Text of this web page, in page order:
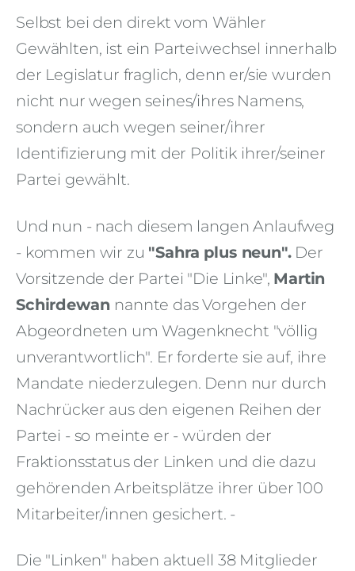
Selbst bei den direkt vom Wähler
Gewählten, ist ein Parteiwechsel innerhalb
der Legislatur fraglich, denn er/sie wurden
nicht nur wegen seines/ihres Namens,
sondern auch wegen seiner/ihrer
Identifizierung mit der Politik ihrer/seiner
Partei gewählt.
Und nun - nach diesem langen Anlaufweg
- kommen wir zu "Sahra plus neun".Der
Vorsitzende der Partei "Die Linke", Martin
Schirdewan nannte das Vorgehen der
Abgeordneten um Wagenknecht "völlig
unverantwortlich". Er forderte sie auf, ihre
Mandate niederzulegen. Denn nur durch
Nachrücker aus den eigenen Reihen der
Partei - so meinte er - würden der
Fraktionsstatus der Linken und die dazu
gehörenden Arbeitsplätze ihrer über 100
Mitarbeiter/innen gesichert. -
Die "Linken" haben aktuell 38 Mitglieder